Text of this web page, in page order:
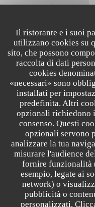
Il ristorante e i suoi
utilizzano cookies su
sito, che possono
raccolta di dati
cookies
«necessari» sono
installati per
predefinita. Altri
opzionali richiedono
consenso. Questi
opzionali servono
analizzare la tua
misurare l'audience
fornire funzionalità
esempio, legate ai
network) o
pubblicità o
personalizzati.
- 12:30 - Ospiti 2
Tout simplement
- 12:30 - Ospiti 3
Atmosfera: 5/5 Cucina : 5/5
gastronomique
de la porte, L'Atelier 28 vous
raffiné et inoubliable.
chaleureuse jusqu'à la
authentique pour la haute
remarquable et visuelle Les
œuvres d'art. Chaque plat
chirurgicale, mêlant couleurs